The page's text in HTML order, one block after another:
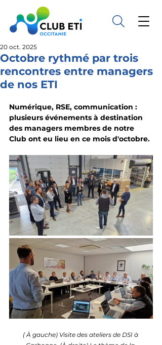
Octobre rythmé par trois
rencontres entre managers
de nos ETI
20 oct. 2025
Numérique, RSE, communication :
plusieurs événements à destination
des managers membres de notre
Club ont eu lieu en ce mois d'octobre.
( À gauche) Visite des ateliers de DSI à